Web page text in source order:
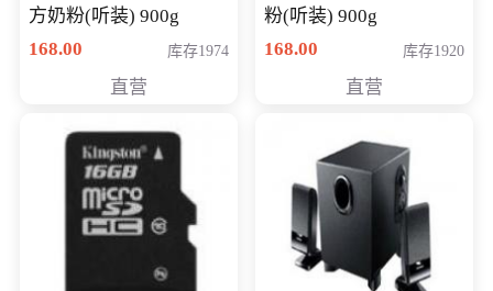
方奶粉(听装) 900g
168.00
库存1974
直营
粉(听装) 900g
168.00
库存1920
直营